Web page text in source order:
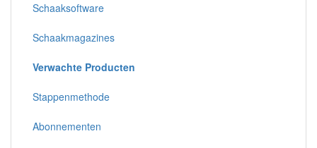
Schaaksoftware
Schaakmagazines
Verwachte Producten
Stappenmethode
Abonnementen